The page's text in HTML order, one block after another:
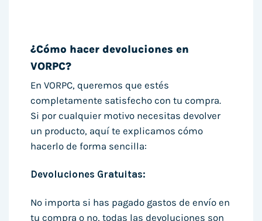
¿Cómo hacer devoluciones en
VORPC?
En VORPC, queremos que estés
completamente satisfecho con tu compra.
Si por cualquier motivo necesitas devolver
un producto, aquí te explicamos cómo
hacerlo de forma sencilla:
Devoluciones Gratuitas:
No importa si has pagado gastos de envío en
tu compra o no, todas las devoluciones son